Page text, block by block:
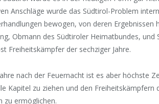
Anschläge wurde das Südtirol-Problem
bewogen, von deren Ergebnissen
Obmann des Südtiroler Heimatbundes,
Freiheitskämpfer der sechziger Jahre.
nach der Feuernacht ist es aber höchste
Kapitel zu ziehen und den Freiheitskämpfern
zu ermöglichen.